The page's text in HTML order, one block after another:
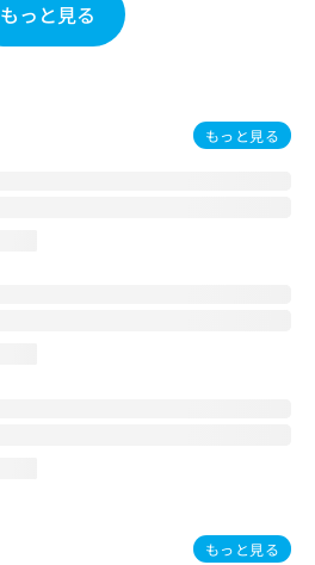
もっと見る
もっと見る
もっと見る